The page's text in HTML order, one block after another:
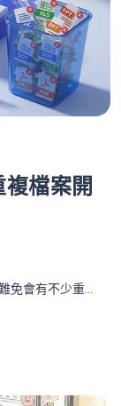
檔案開
免會有不少重...